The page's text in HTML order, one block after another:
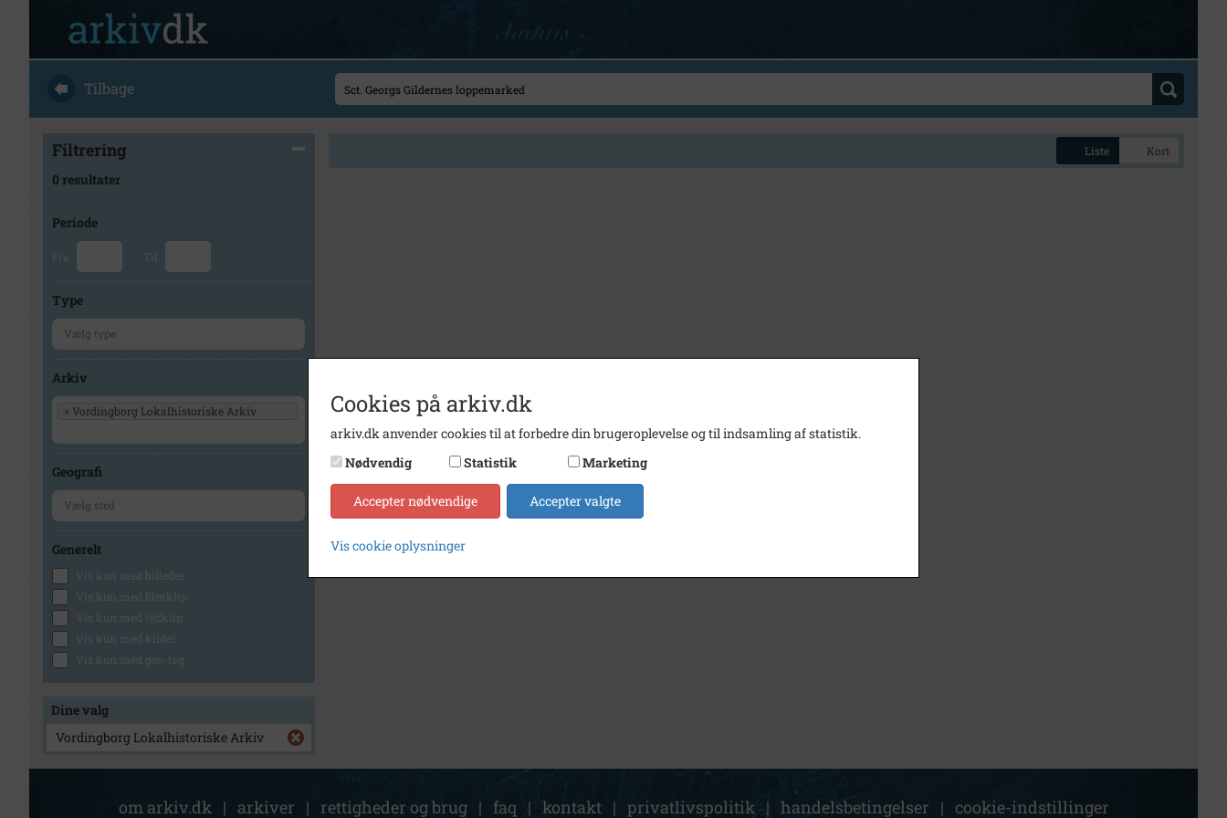
Tilbage
Filtrering
0 resultater
Periode
Fra Til
Type
Arkiv
× Vordingborg Lokalhistoriske Arkiv
Geografi
Generelt
Vis kun med billeder
Vis kun med filmklip
Vis kun med lydklip
Vis kun med kilder
Vis kun med geo-tag
Dine valg
Vordingborg Lokalhistoriske Arkiv
Liste Kort
om arkiv.dk | arkiver | rettigheder og brug | faq | kontakt | privatlivspolitik | handelsbetingelser | cookie-indstillinger
Cookies på arkiv.dk
arkiv.dk anvender cookies til at forbedre din brugeroplevelse og til indsamling af statistik.
Nødvendig
Statistik Marketing
Accepter nødvendige Accepter valgte
Vis cookie oplysninger